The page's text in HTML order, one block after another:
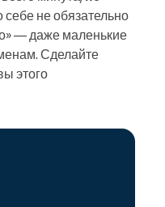
себе не обязательно
— даже маленькие
Сделайте
этого